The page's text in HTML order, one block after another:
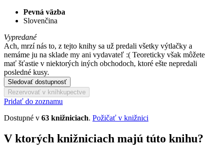
Pevná väzba
Slovenčina
Vypredané
Ach, mrzí nás to, z tejto knihy sa už predali všetky výtlačky a
nemáme ju na sklade my ani vydavateľ :( Teoreticky však môžete
mať šťastie v niektorých iných obchodoch, ktoré ešte nepredali
posledné kusy.
Sledovať dostupnosť
Rezervovať v kníhkupectve
Pridať do zoznamu
Dostupné v 63 knižniciach. Požičať v knižnici
V ktorých knižniciach majú túto knihu?